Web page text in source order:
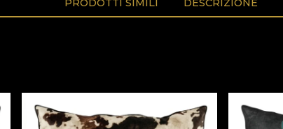
PRODOTTI SIMILI DESCRIZIONE